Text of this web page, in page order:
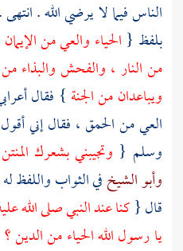
الناس فيما لا يرضي الله . انتهى .
بلفظ { الحياء والعي من
من النار ، والفحش والبذاء
ويباعدان من الجنة } فقال
العي من الحمق ، فقال إني
وسلم { وتجيبني بشعرك المنتن
وأبو الشيخفي الثواب واللفظ
قال {كنا عند النبي صلى الله
يا رسول الله الحياء من الدين